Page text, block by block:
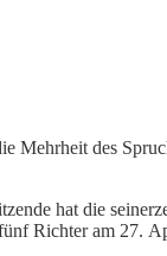
Mehrheit des
hat die
Richter am 27.